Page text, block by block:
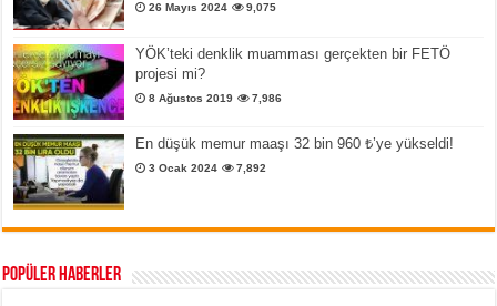
26 Mayıs 2024 9,075
YÖK’teki denklik muamması gerçekten bir FETÖ
projesi mi?
8 Ağustos 2019 7,986
En düşük memur maaşı 32 bin 960 ₺’ye yükseldi!
3 Ocak 2024 7,892
Popüler Haberler